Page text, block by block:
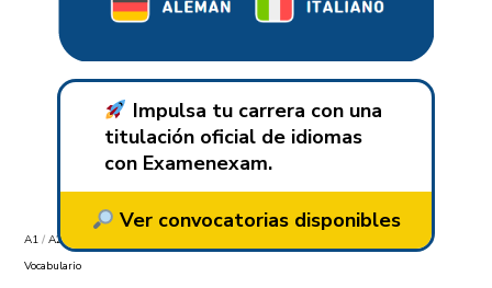
Impulsa tu carrera con una
titulación oficial de idiomas
con Examenexam.
Ver convocatorias disponibles
A1 / A2
Vocabulario